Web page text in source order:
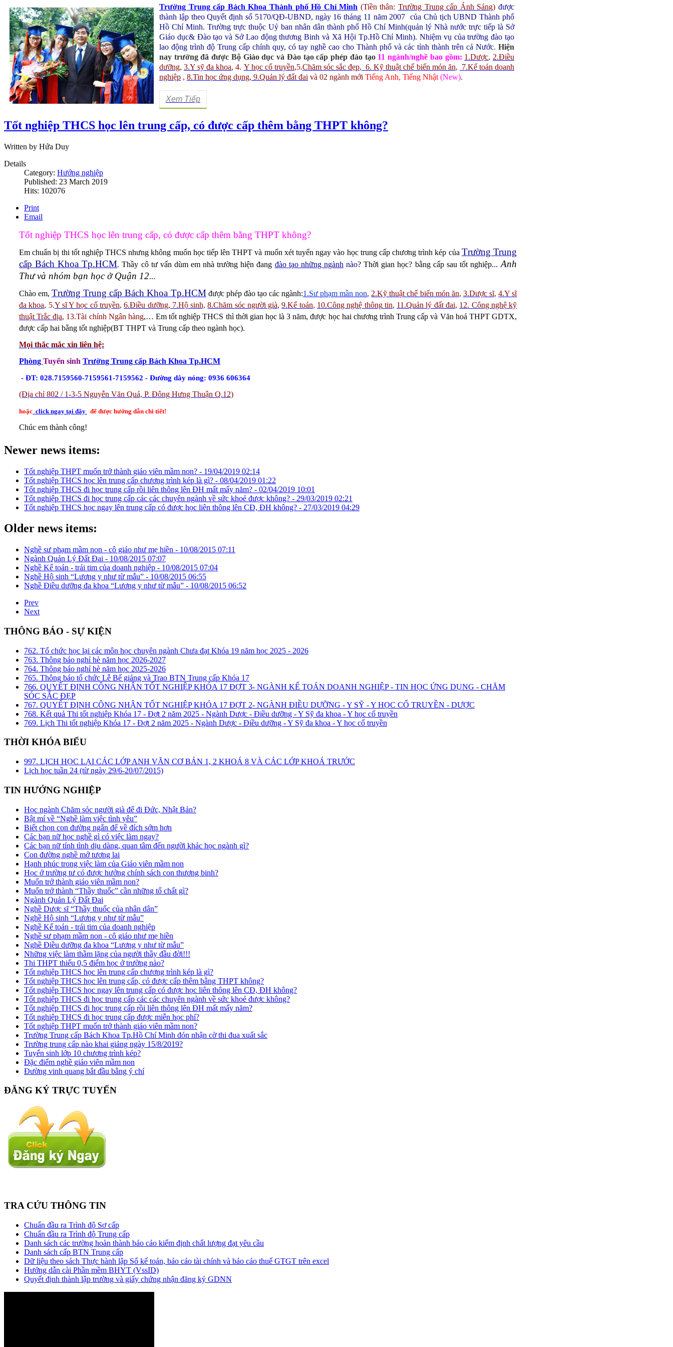
Trường Trung cấp Bách Khoa Thành phố Hồ Chí Minh (Tiền thân:Trường Trung cấp Ánh Sáng) được
thành lập theo Quyết định số 5170/QĐ-UBND, ngày 16 tháng 11 năm 2007 của Chủ tịch UBND Thành phố
Hồ Chí Minh. Trường trực thuộc Uỷ ban nhân dân thành phố Hồ Chí Minh(quản lý Nhà nước trực tiếp là Sở
Giáo dục& Đào tạo và Sở Lao động thương Binh và Xã Hội Tp.Hồ Chí Minh). Nhiệm vụ của trường đào tạo
lao động trình độ Trung cấp chính quy, có tay nghề cao cho Thành phố và các tỉnh thành trên cả Nước.Hiện
nay trường đã được Bộ Giáo dục và Đào tạo cấp phép đào tạo11 ngành/nghề bao gồm: 1.Dược, 2.Điều
dưỡng,3.Y sỹ đa khoa,4. Y học cổ truyền,5.Chăm sóc sắc đẹp, 6. Kỹ thuật chế biến món ăn, 7.Kế toán doanh
nghiệp , 8.Tin học ứng dụng, 9.Quản lý đất đai và 02 ngành mới Tiếng Anh, Tiếng Nhật (New).
Xem Tiếp
Tốt nghiệp THCS học lên trung cấp, có được cấp thêm bằng THPT không?
Written by Hứa Duy
Details
Category: Hướng nghiệp
Published: 23 March 2019
Hits: 102076
Print
Email
Tốt nghiệp THCS học lên trung cấp, có được cấp thêm bằng THPT không?
Em chuẩn bị thi tốt nghiệp THCS nhưng không muốn học tiếp lên THPT và muốn xét tuyển ngay vào học trung cấp chương trình kép của Trường Trung
cấp Bách Khoa Tp.HCM. Thầy cô tư vấn dùm em nhà trường hiện đang đào tạo những ngành nào? Thời gian học? bằng cấp sau tốt nghiệp... Anh
Thư và nhóm bạn học ở Quận 12...
Chào em,Trường Trung cấp Bách Khoa Tp.HCM được phép đào tạo các ngành:1.Sư phạm mần non, 2.Kỹ thuật chế biến món ăn, 3.Dược sĩ, 4.Y sĩ
đa khoa, 5.Y sĩ Y học cổ truyền,6.Điều dưỡng, 7.Hộ sinh, 8.Chăm sóc người già,9.Kế toán, 10.Công nghệ thông tin, 11.Quản lý đất đai, 12. Công nghệ kỹ
thuật Trắc địa, 13.Tài chính Ngân hàng,… Em tốt nghiệp THCS thì thời gian học là 3 năm, được học hai chương trình Trung cấp và Văn hoá THPT GDTX,
được cấp hai bằng tốt nghiệp(BT THPT và Trung cấp theo ngành học).
Mọi thắc mắc xin liên hệ:
Phòng Tuyển sinh Trường Trung cấp Bách Khoa Tp.HCM
- ĐT: 028.7159560-7159561-7159562 - Đường dây nóng: 0936 606364
(Địa chỉ 802 / 1-3-5 Nguyễn Văn Quá, P. Đông Hưng Thuận Q.12)
hoặc click ngay tại đây để được hướng dẫn chi tiết!
Chúc em thành công!
Newer news items:
Tốt nghiệp THPT muốn trở thành giáo viên mầm non? - 19/04/2019 02:14
Tốt nghiệp THCS học lên trung cấp chương trình kép là gì? - 08/04/2019 01:22
Tốt nghiệp THCS đi học trung cấp rồi liên thông lên ĐH mất mấy năm? - 02/04/2019 10:01
Tốt nghiệp THCS đi học trung cấp các các chuyên ngành về sức khoẻ được không? - 29/03/2019 02:21
Tốt nghiệp THCS học ngay lên trung cấp có được học liên thông lên CĐ, ĐH không? - 27/03/2019 04:29
Older news items:
Nghề sư phạm mầm non - cô giáo như mẹ hiền - 10/08/2015 07:11
Ngành Quản Lý Đất Đai - 10/08/2015 07:07
Nghề Kế toán - trái tim của doanh nghiệp - 10/08/2015 07:04
Nghề Hộ sinh “Lương y như từ mẫu” - 10/08/2015 06:55
Nghề Điều dưỡng đa khoa “Lương y như từ mẫu” - 10/08/2015 06:52
Prev
Next
THÔNG BÁO - SỰ KIỆN
762. Tổ chức học lại các môn học chuyên ngành Chưa đạt Khóa 19 năm học 2025 - 2026
763. Thông báo nghỉ hè năm học 2026-2027
764. Thông báo nghỉ hè năm học 2025-2026
765. Thông báo tổ chức Lễ Bế giảng và Trao BTN Trung cấp Khóa 17
766. QUYẾT ĐỊNH CÔNG NHẬN TỐT NGHIỆP KHÓA 17 ĐỢT 3- NGÀNH KẾ TOÁN DOANH NGHIỆP - TIN HỌC ỨNG DỤNG - CHĂM
SÓC SẮC ĐẸP
767. QUYẾT ĐỊNH CÔNG NHẬN TỐT NGHIỆP KHÓA 17 ĐỢT 2- NGÀNH ĐIỀU DƯỠNG - Y SỸ - Y HỌC CỔ TRUYỀN - DƯỢC
768. Kết quả Thi tốt nghiệp Khóa 17 - Đợt 2 năm 2025 - Ngành Dược - Điều dưỡng - Y Sỹ đa khoa - Y học cổ truyền
769. Lịch Thi tốt nghiệp Khóa 17 - Đợt 2 năm 2025 - Ngành Dược - Điều dưỡng - Y Sỹ đa khoa - Y học cổ truyền
THỜI KHÓA BIỂU
997. LỊCH HỌC LẠI CÁC LỚP ANH VĂN CƠ BẢN 1, 2 KHOÁ 8 VÀ CÁC LỚP KHOÁ TRƯỚC
Lịch học tuần 24 (từ ngày 29/6-20/07/2015)
TIN HƯỚNG NGHIỆP
Học ngành Chăm sóc người già để đi Đức, Nhật Bản?
Bật mí về “Nghề làm việc tình yêu”
Biết chọn con đường ngắn để về đích sớm hơn
Các bạn nữ học nghề gì có việc làm ngay?
Các bạn nữ tính tình dịu dàng, quan tâm đến người khác học ngành gì?
Con đường nghề mở tương lai
Hạnh phúc trong việc làm của Giáo viên mầm non
Học ở trường tư có được hưởng chính sách con thương binh?
Muốn trở thành giáo viên mầm non?
Muốn trở thành “Thầy thuốc” cần những tố chất gì?
Ngành Quản Lý Đất Đai
Nghề Dược sĩ “Thầy thuốc của nhân dân”
Nghề Hộ sinh “Lương y như từ mẫu”
Nghề Kế toán - trái tim của doanh nghiệp
Nghề sư phạm mầm non - cô giáo như mẹ hiền
Nghề Điều dưỡng đa khoa “Lương y như từ mẫu”
Những việc làm thầm lặng của người thầy đầu đời!!!
Thi THPT thiếu 0,5 điểm học ở trường nào?
Tốt nghiệp THCS học lên trung cấp chương trình kép là gì?
Tốt nghiệp THCS học lên trung cấp, có được cấp thêm bằng THPT không?
Tốt nghiệp THCS học ngay lên trung cấp có được học liên thông lên CĐ, ĐH không?
Tốt nghiệp THCS đi học trung cấp các các chuyên ngành về sức khoẻ được không?
Tốt nghiệp THCS đi học trung cấp rồi liên thông lên ĐH mất mấy năm?
Tốt nghiệp THCS đi học trung cấp được miễn học phí?
Tốt nghiệp THPT muốn trở thành giáo viên mầm non?
Trường Trung cấp Bách Khoa Tp.Hồ Chí Minh đón nhận cờ thi đua xuất sắc
Trường trung cấp nào khai giảng ngày 15/8/2019?
Tuyển sinh lớp 10 chương trình kép?
Đặc điểm nghề giáo viên mầm non
Đường vinh quang bắt đầu bằng ý chí
ĐĂNG KÝ TRỰC TUYẾN
TRA CỨU THÔNG TIN
Chuẩn đầu ra Trình độ Sơ cấp
Chuẩn đầu ra Trình độ Trung cấp
Danh sách các trường hoàn thành báo cáo kiểm định chất lượng đạt yêu cầu
Danh sách cấp BTN Trung cấp
Dữ liệu theo sách Thực hành lập Sổ kế toán, báo cáo tài chính và báo cáo thuế GTGT trên excel
Hướng dẫn cài Phần mềm BHYT (VssID)
Quyết định thành lập trường và giấy chứng nhận đăng ký GDNN